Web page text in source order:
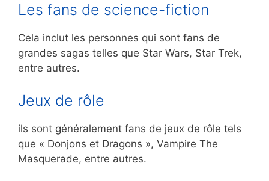
Les fans de science-fiction
Cela inclut les personnes qui sont fans de
grandes sagas telles que Star Wars, Star Trek,
entre autres.
Jeux de rôle
ils sont généralement fans de jeux de rôle tels
que « Donjons et Dragons », Vampire The
Masquerade, entre autres.